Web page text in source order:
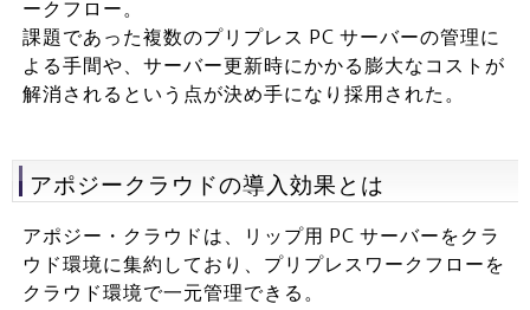
ークフロー。
課題であった複数のプリプレス PC サーバーの管理に
よる手間や、サーバー更新時にかかる膨大なコストが
解消されるという点が決め手になり採用された。
アポジークラウドの導入効果とは
アポジー・クラウドは、リップ用 PC サーバーをクラ
ウド環境に集約しており、プリプレスワークフローを
クラウド環境で一元管理できる。